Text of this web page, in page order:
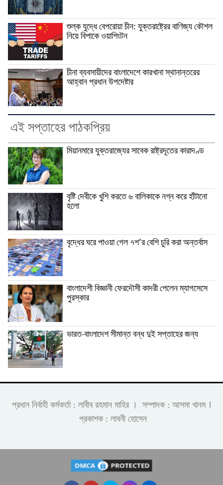
শুল্ক যুদ্ধে বেপরোয়া চীন: যুক্তরাষ্ট্রের বাণিজ্য কৌশল
নিয়ে বিপাকে ওয়াশিংটন
চীনা ব্যবসায়ীদের বাংলাদেশে কারখানা স্থানান্তরের
আহ্বান প্রধান উপদেষ্টার
এই সপ্তাহের পাঠকপ্রিয়
মিয়ানমারে যুক্তরাজ্যের সাবেক রাষ্ট্রদূতের কারাদণ্ড
বৃষ্টি দেবীকে খুশি করতে ৬ বালিকাকে নগ্ন করে হাঁটানো
হলো
বৃদ্ধের ঘরে পাওয়া গেল ৭শ’র বেশি চুরি করা অন্তর্বাস
বাংলাদেশী বিজ্ঞানী ফেরদৌসী কাদরী পেলেন ম্যাগসেসে
পুরস্কার
ভারত-বাংলাদেশ সীমান্ত বন্ধ দুই সপ্তাহের জন্য
প্রধান নির্বাহী কর্মকর্তা : লাবীব রহমান মাহির । সম্পাদক : আসমা খানম ।
প্রকাশক : লাবনী হোসেন